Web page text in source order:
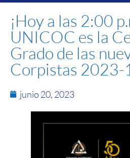
¡Hoy a las 2:00
UNICOC es la
Grado de las
Corpistas 2023-
junio 20, 2023